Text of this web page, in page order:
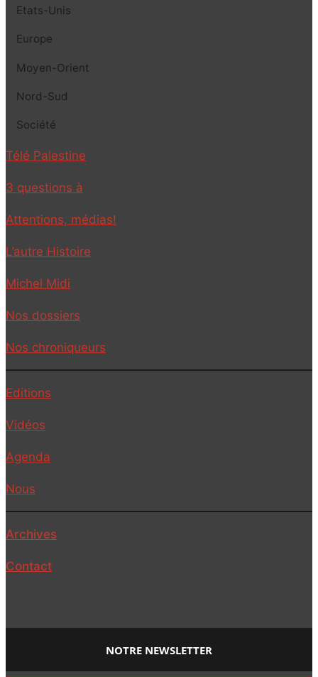
Etats-Unis
Europe
Moyen-Orient
Nord-Sud
Société
Télé Palestine
3 questions à
Attentions, médias!
L’autre Histoire
Michel Midi
Nos dossiers
Nos chroniqueurs
Editions
Vidéos
Agenda
Nous
Archives
Contact
NOTRE NEWSLETTER